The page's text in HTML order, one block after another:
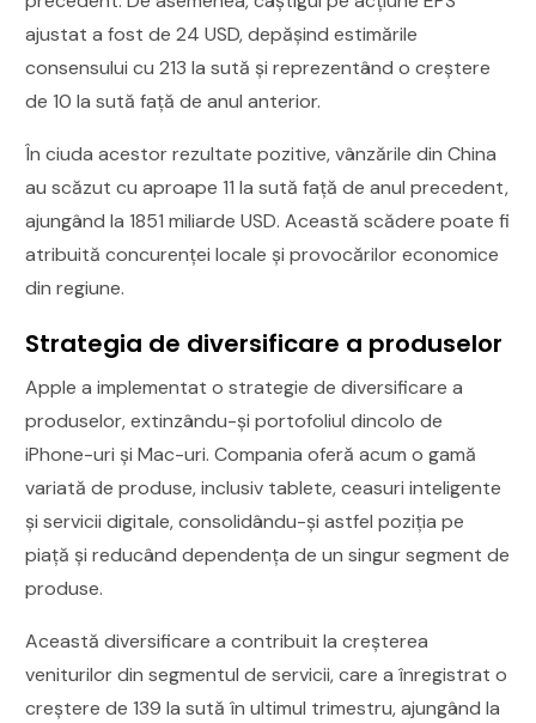
ajustat a fost de 24 USD, depășind estimările
consensului cu 213 la sută și reprezentând o creștere
de 10 la sută față de anul anterior.
În ciuda acestor rezultate pozitive, vânzările din China
au scăzut cu aproape 11 la sută față de anul precedent,
ajungând la 1851 miliarde USD. Această scădere poate fi
atribuită concurenței locale și provocărilor economice
din regiune.
Strategia de diversificare a produselor
Apple a implementat o strategie de diversificare a
produselor, extinzându-și portofoliul dincolo de
iPhone-uri și Mac-uri. Compania oferă acum o gamă
variată de produse, inclusiv tablete, ceasuri inteligente
și servicii digitale, consolidându-și astfel poziția pe
piață și reducând dependența de un singur segment de
produse.
Această diversificare a contribuit la creșterea
veniturilor din segmentul de servicii, care a înregistrat o
creștere de 139 la sută în ultimul trimestru, ajungând la